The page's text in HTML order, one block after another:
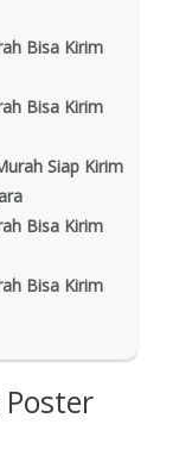
Bisa Kirim
Bisa Kirim
Siap Kirim
Bisa Kirim
Bisa Kirim